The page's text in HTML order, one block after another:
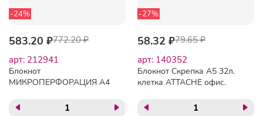
-24%
583.20 ₽772.20 ₽
арт: 212941
Блокнот
МИКРОПЕРФОРАЦИЯ А4
клетка
-27%
58.32 ₽79.65 ₽
арт: 140352
Блокнот Скрепка А5 32л.
клетка ATTACHE офис.